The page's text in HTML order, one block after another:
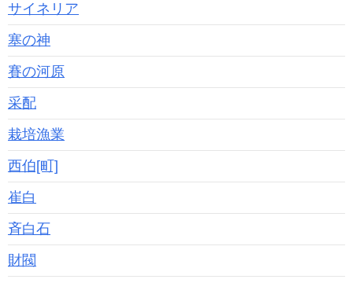
サイネリア
塞の神
賽の河原
采配
栽培漁業
西伯[町]
崔白
斉白石
財閥